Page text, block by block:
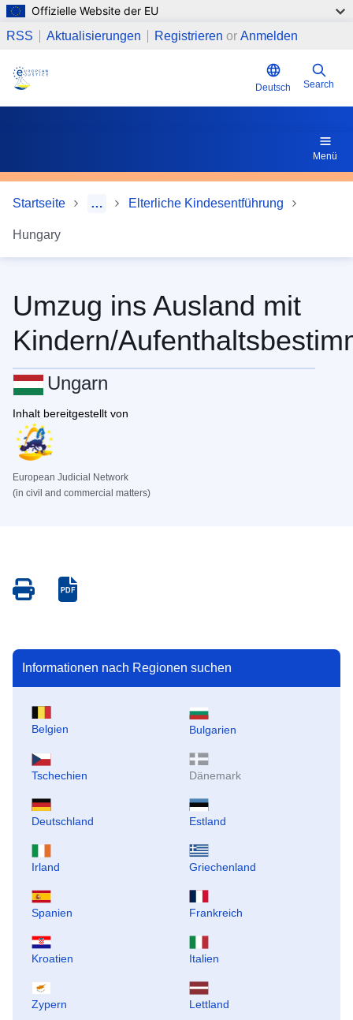
Direkt zum Inhalt
Offizielle Website der EU
RSS
Aktualisierungen Registrieren or Anmelden
Deutsch Search
Menü
Startseite … Elterliche Kindesentführung
Hungary
Umzug ins Ausland mit
Kindern/
Ungarn
Inhalt bereitgestellt von
European Judicial Network
(in civil and commercial matters)
Save
as
Save
as
4 Gelten für das vorübergehende Verbringen (z. B.
Informationen nach Regionen suchen
Belgien Bulgarien
Tschechien Dänemark
Deutschland Estland
Irland Griechenland
Spanien Frankreich
Kroatien Italien
Zypern Lettland